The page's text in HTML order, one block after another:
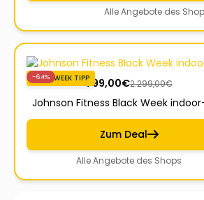
Alle Angebote des
BLACKWEEK TIPP
-64% 799,00€2.299,00€
Johnson Fitness Black Week
Zum Deal
Alle Angebote des Shops